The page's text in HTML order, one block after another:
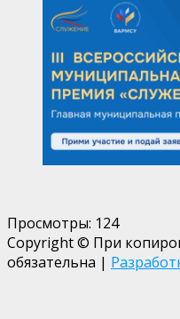
Просмотры: 124
Copyright © При
обязательна |